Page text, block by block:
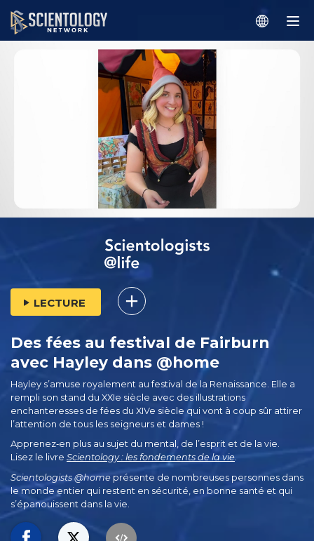
LECTURE
Des fées au festival de Fairburn
avec Hayley dans @home
Hayley s’amuse royalement au festival de la Renaissance. Elle a
rempli son stand du XXIe siècle avec des illustrations
enchanteresses de fées du XIVe siècle qui vont à coup sûr attirer
l’attention de tous les seigneurs et dames !
Apprenez‑en plus au sujet du mental, de l’esprit et de la vie.
Lisez le livre Scientology : les fondements de la vie.
Scientologists @home présente de nombreuses personnes dans
le monde entier qui restent en sécurité, en bonne santé et qui
s’épanouissent dans la vie.